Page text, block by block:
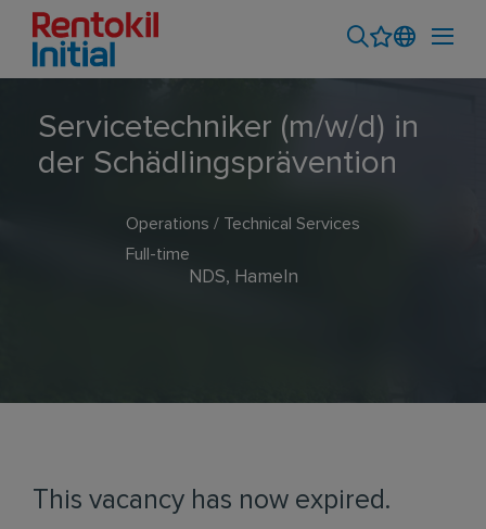
Servicetechniker (m/w/d) in
der Schädlingsprävention
Operations / Technical Services
Full-time
NDS, Hameln
This vacancy has now expired.